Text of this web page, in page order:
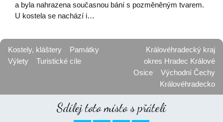
a byla nahrazena současnou bání s pozměněným tvarem.
U kostela se nachází i…
Kostely, kláštery
Památky
Výlety
Turistické cíle
Královéhradecký kraj
okres Hradec Králové
Osice
Východní Čechy
Královéhradecko
Sdílej toto místo s přáteli